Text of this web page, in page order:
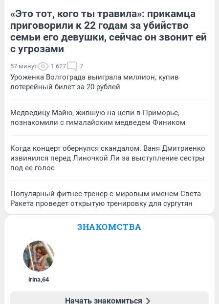
«Это тот, кого ты травила»: прикамца
приговорили к 22 годам за убийство
семьи его девушки, сейчас он звонит ей
с угрозами
57 минут 1 627 7
Уроженка Волгограда выиграла миллион, купив
лотерейный билет за 20 рублей
Медведицу Майю, жившую на цепи в Приморье,
познакомили с гималайским медведем Фиником
Когда концерт обернулся скандалом. Ваня Дмитриенко
извинился перед Линочкой Ли за выступление сестры
под ее голос
Популярный фитнес-тренер с мировым именем Света
Ракета проведет открытую тренировку для сургутян
ЗНАКОМСТВА
irina,64
Начать знакомиться